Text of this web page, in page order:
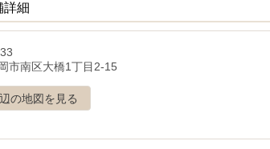
細
市南区大橋1丁目2-15
の地図を見る